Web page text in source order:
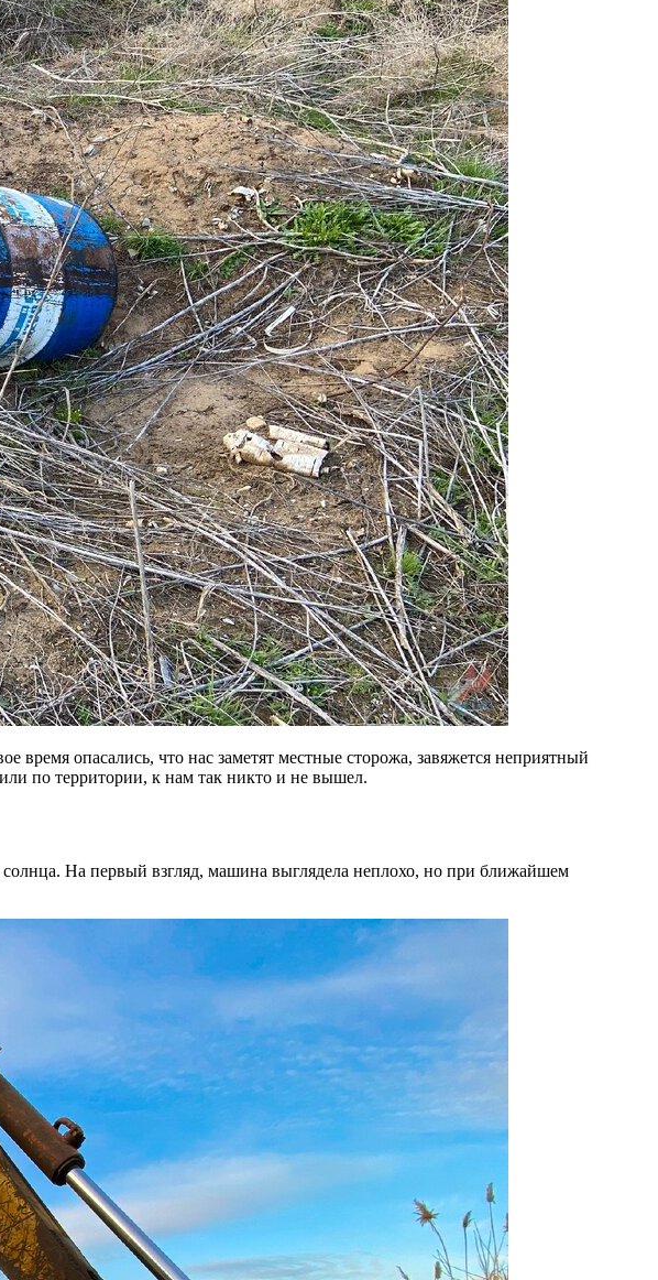
время опасались, что нас заметят местные сторожа, завяжется неприятный
по территории, к нам так никто и не вышел.
На первый взгляд, машина выглядела неплохо, но при ближайшем